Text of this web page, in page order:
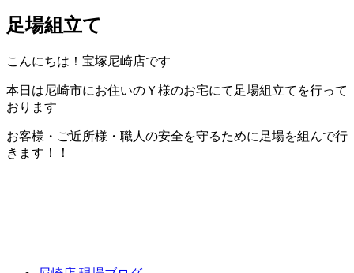
足場組立て
こんにちは！宝塚尼崎店です
本日は尼崎市にお住いのＹ様のお宅にて足場組立てを行って
おります
お客様・ご近所様・職人の安全を守るために足場を組んで行
きます！！